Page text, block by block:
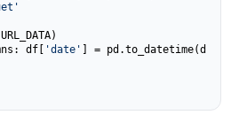
df[ 'date'
] = pd.to_datetime(d